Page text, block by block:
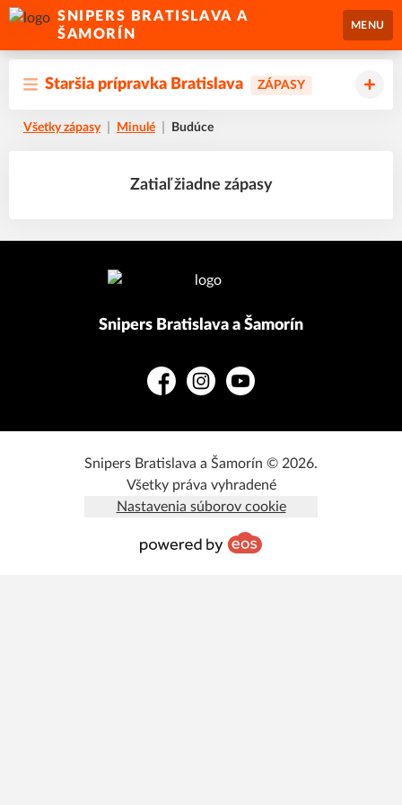
SNIPERS BRATISLAVA A
ŠAMORÍN
MENU
Staršia prípravka Bratislava ZÁPASY
Všetky zápasy Minulé Budúce
Zatiaľ žiadne zápasy
Snipers Bratislava a Šamorín
FacebookInstagramYouTube
Snipers Bratislava a Šamorín © 2026.
Všetky práva vyhradené
Nastavenia súborov cookie